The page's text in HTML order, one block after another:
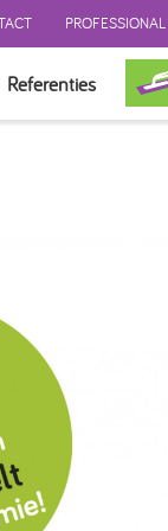
PROFESSIONAL
Referenties